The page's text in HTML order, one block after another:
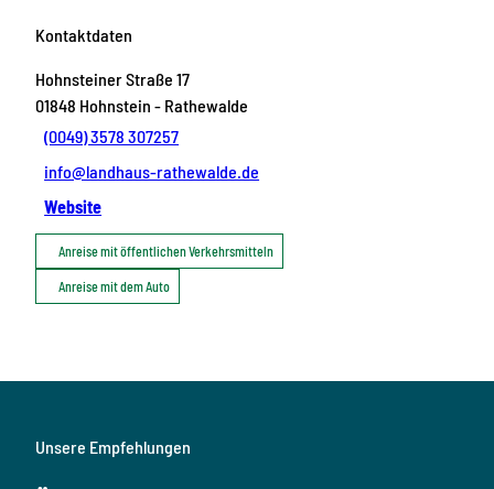
Kontaktdaten
Hohnsteiner Straße 17
01848 Hohnstein - Rathewalde
(0049) 3578 307257
info@landhaus-rathewalde.de
Website
Anreise mit öffentlichen Verkehrsmitteln
Anreise mit dem Auto
Unsere Empfehlungen